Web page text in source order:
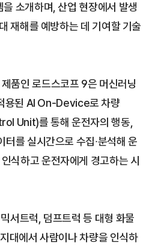
소개하며, 산업 현장에서 발생
재해를 예방하는 데 기여할 기술
품인 로드스코프 9은 머신러닝
용된 AI On-Device로 차량
Unit)를 통해 운전자의 행동,
터를 실시간으로 수집∙분석해 운
식하고 운전자에게 경고하는 시
서트럭, 덤프트럭 등 대형 화물
대에서 사람이나 차량을 인식하